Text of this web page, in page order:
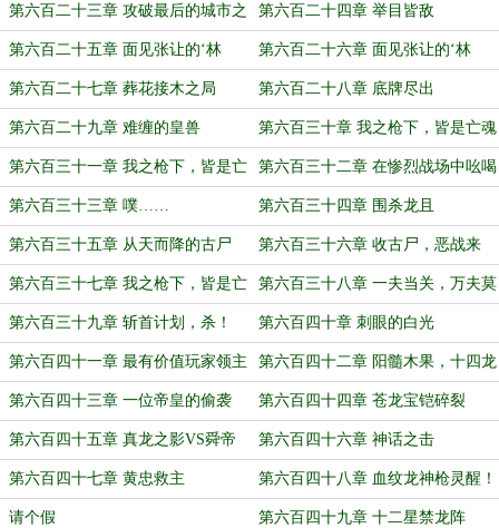
第六百二十三章 攻破最后的城市之
心
第六百二十四章 举目皆敌
第六百二十五章 面见张让的‘林
牧’（上）
第六百二十六章 面见张让的‘林
牧’（下）
第六百二十七章 葬花接木之局 第六百二十八章 底牌尽出
第六百二十九章 难缠的皇兽 第六百三十章 我之枪下，皆是亡魂
（上）
第六百三十一章 我之枪下，皆是亡
魂（中）
第六百三十二章 在惨烈战场中吆喝
的玩家
第六百三十三章 噗…… 第六百三十四章 围杀龙且
第六百三十五章 从天而降的古尸
（本卷终）
第六百三十六章 收古尸，恶战来
临！
第六百三十七章 我之枪下，皆是亡
魂（下）
第六百三十八章 一夫当关，万夫莫
开！
第六百三十九章 斩首计划，杀！ 第六百四十章 刺眼的白光
第六百四十一章 最有价值玩家领主 第六百四十二章 阳髓木果，十四龙
龙运
第六百四十三章 一位帝皇的偷袭
（求订阅）
第六百四十四章 苍龙宝铠碎裂
第六百四十五章 真龙之影VS舜帝
之影
第六百四十六章 神话之击
第六百四十七章 黄忠救主 第六百四十八章 血纹龙神枪灵醒！
请个假 第六百四十九章 十二星禁龙阵